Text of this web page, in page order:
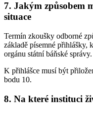
7. Jakým způsobem
situace
Termín zkoušky odborné
základě písemné přihlášky,
orgánu státní báňské správy.
K přihlášce musí být
bodu 10.
8. Na které instituci